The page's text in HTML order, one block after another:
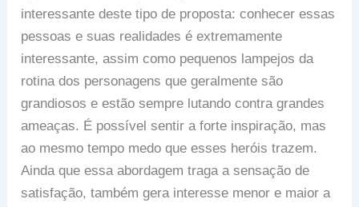
interessante deste tipo de proposta: conhecer essas
pessoas e suas realidades é extremamente
interessante, assim como pequenos lampejos da
rotina dos personagens que geralmente são
grandiosos e estão sempre lutando contra grandes
ameaças. É possível sentir a forte inspiração, mas
ao mesmo tempo medo que esses heróis trazem.
Ainda que essa abordagem traga a sensação de
satisfação, também gera interesse menor e maior a